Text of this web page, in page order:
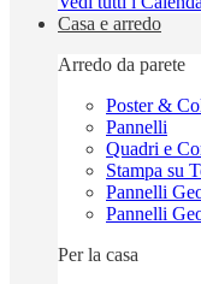
Casa e arredo
Arredo da parete
Poster &
Pannelli
Quadri e
Stampa su
Pannelli
Pannelli
Per la casa